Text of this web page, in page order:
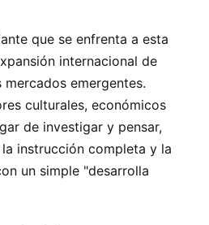
que se enfrenta a esta
internacional de
emergentes.
culturales, económicos
de investigar y pensar,
instrucción completa y la
un simple "desarrolla